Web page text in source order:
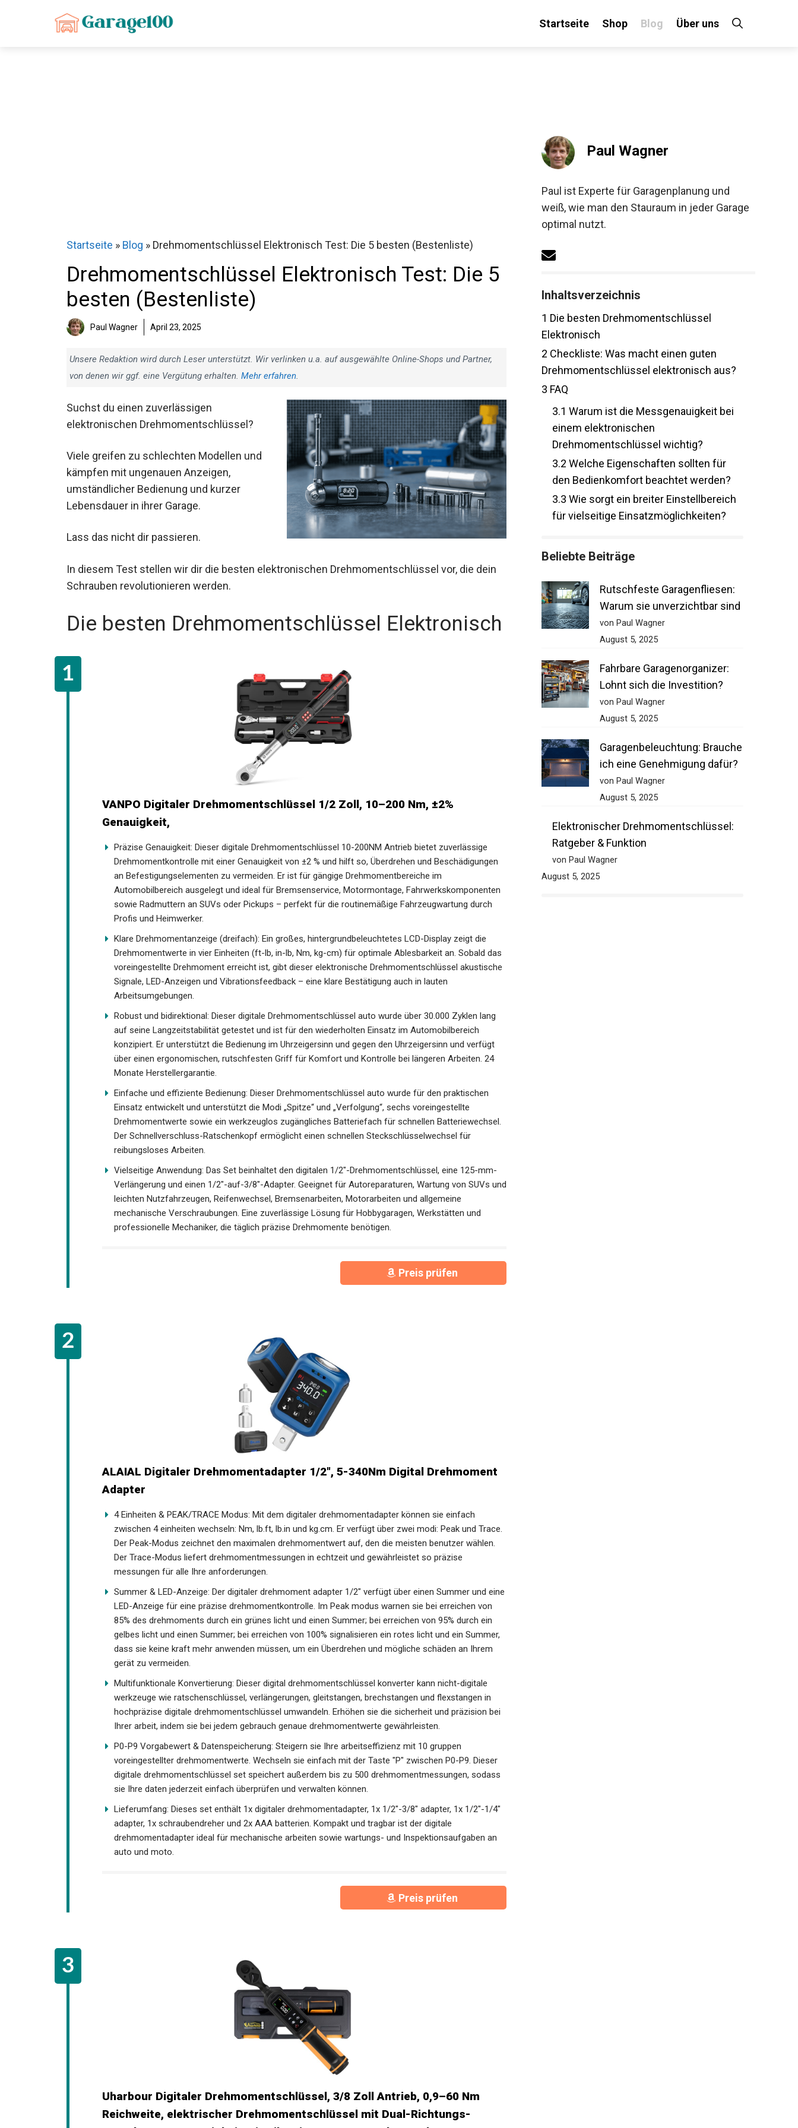
Startseite Shop Blog Über uns
Startseite » Blog » Drehmomentschlüssel Elektronisch Test: Die 5 besten (Bestenliste)
Drehmomentschlüssel Elektronisch Test: Die 5
besten (Bestenliste)
Paul Wagner April 23, 2025
Unsere Redaktion wird durch Leser unterstützt. Wir verlinken u.a. auf ausgewählte Online-Shops und Partner,
von denen wir ggf. eine Vergütung erhalten. Mehr erfahren.
Suchst du einen zuverlässigen
elektronischen Drehmomentschlüssel?
Viele greifen zu schlechten Modellen und
kämpfen mit ungenauen Anzeigen,
umständlicher Bedienung und kurzer
Lebensdauer in ihrer Garage.
Lass das nicht dir passieren.
In diesem Test stellen wir dir die besten elektronischen Drehmomentschlüssel vor, die dein
Schrauben revolutionieren werden.
Die besten Drehmomentschlüssel Elektronisch
VANPO Digitaler Drehmomentschlüssel 1/2 Zoll, 10–200 Nm, ±2%
Genauigkeit,
Präzise Genauigkeit: Dieser digitale Drehmomentschlüssel 10-200NM Antrieb bietet zuverlässige
Drehmomentkontrolle mit einer Genauigkeit von ±2 % und hilft so, Überdrehen und Beschädigungen
an Befestigungselementen zu vermeiden. Er ist für gängige Drehmomentbereiche im
Automobilbereich ausgelegt und ideal für Bremsenservice, Motormontage, Fahrwerkskomponenten
sowie Radmuttern an SUVs oder Pickups – perfekt für die routinemäßige Fahrzeugwartung durch
Profis und Heimwerker.
Klare Drehmomentanzeige (dreifach): Ein großes, hintergrundbeleuchtetes LCD-Display zeigt die
Drehmomentwerte in vier Einheiten (ft-lb, in-lb, Nm, kg-cm) für optimale Ablesbarkeit an. Sobald das
voreingestellte Drehmoment erreicht ist, gibt dieser elektronische Drehmomentschlüssel akustische
Signale, LED-Anzeigen und Vibrationsfeedback – eine klare Bestätigung auch in lauten
Arbeitsumgebungen.
Robust und bidirektional: Dieser digitale Drehmomentschlüssel auto wurde über 30.000 Zyklen lang
auf seine Langzeitstabilität getestet und ist für den wiederholten Einsatz im Automobilbereich
konzipiert. Er unterstützt die Bedienung im Uhrzeigersinn und gegen den Uhrzeigersinn und verfügt
über einen ergonomischen, rutschfesten Griff für Komfort und Kontrolle bei längeren Arbeiten. 24
Monate Herstellergarantie.
Einfache und effiziente Bedienung: Dieser Drehmomentschlüssel auto wurde für den praktischen
Einsatz entwickelt und unterstützt die Modi „Spitze“ und „Verfolgung“, sechs voreingestellte
Drehmomentwerte sowie ein werkzeuglos zugängliches Batteriefach für schnellen Batteriewechsel.
Der Schnellverschluss-Ratschenkopf ermöglicht einen schnellen Steckschlüsselwechsel für
reibungsloses Arbeiten.
Vielseitige Anwendung: Das Set beinhaltet den digitalen 1/2"-Drehmomentschlüssel, eine 125-mm-
Verlängerung und einen 1/2"-auf-3/8"-Adapter. Geeignet für Autoreparaturen, Wartung von SUVs und
leichten Nutzfahrzeugen, Reifenwechsel, Bremsenarbeiten, Motorarbeiten und allgemeine
mechanische Verschraubungen. Eine zuverlässige Lösung für Hobbygaragen, Werkstätten und
professionelle Mechaniker, die täglich präzise Drehmomente benötigen.
Preis prüfen
ALAIAL Digitaler Drehmomentadapter 1/2", 5-340Nm Digital Drehmoment
Adapter
4 Einheiten & PEAK/TRACE Modus: Mit dem digitaler drehmomentadapter können sie einfach
zwischen 4 einheiten wechseln: Nm, lb.ft, lb.in und kg.cm. Er verfügt über zwei modi: Peak und Trace.
Der Peak-Modus zeichnet den maximalen drehmomentwert auf, den die meisten benutzer wählen.
Der Trace-Modus liefert drehmomentmessungen in echtzeit und gewährleistet so präzise
messungen für alle Ihre anforderungen.
Summer & LED-Anzeige: Der digitaler drehmoment adapter 1/2" verfügt über einen Summer und eine
LED-Anzeige für eine präzise drehmomentkontrolle. Im Peak modus warnen sie bei erreichen von
85% des drehmoments durch ein grünes licht und einen Summer; bei erreichen von 95% durch ein
gelbes licht und einen Summer; bei erreichen von 100% signalisieren ein rotes licht und ein Summer,
dass sie keine kraft mehr anwenden müssen, um ein Überdrehen und mögliche schäden an Ihrem
gerät zu vermeiden.
Multifunktionale Konvertierung: Dieser digital drehmomentschlüssel konverter kann nicht-digitale
werkzeuge wie ratschenschlüssel, verlängerungen, gleitstangen, brechstangen und flexstangen in
hochpräzise digitale drehmomentschlüssel umwandeln. Erhöhen sie die sicherheit und präzision bei
Ihrer arbeit, indem sie bei jedem gebrauch genaue drehmomentwerte gewährleisten.
P0-P9 Vorgabewert & Datenspeicherung: Steigern sie Ihre arbeitseffizienz mit 10 gruppen
voreingestellter drehmomentwerte. Wechseln sie einfach mit der Taste "P" zwischen P0-P9. Dieser
digitale drehmomentschlüssel set speichert außerdem bis zu 500 drehmomentmessungen, sodass
sie Ihre daten jederzeit einfach überprüfen und verwalten können.
Lieferumfang: Dieses set enthält 1x digitaler drehmomentadapter, 1x 1/2"-3/8" adapter, 1x 1/2"-1/4"
adapter, 1x schraubendreher und 2x AAA batterien. Kompakt und tragbar ist der digitale
drehmomentadapter ideal für mechanische arbeiten sowie wartungs- und Inspektionsaufgaben an
auto und moto.
Preis prüfen
Uharbour Digitaler Drehmomentschlüssel, 3/8 Zoll Antrieb, 0,9–60 Nm
Reichweite, elektrischer Drehmomentschlüssel mit Dual-Richtungs-
Paul Wagner
Paul ist Experte für Garagenplanung und
weiß, wie man den Stauraum in jeder Garage
optimal nutzt.
Inhaltsverzeichnis
1 Die besten Drehmomentschlüssel
Elektronisch
2 Checkliste: Was macht einen guten
Drehmomentschlüssel elektronisch aus?
3 FAQ
3.1 Warum ist die Messgenauigkeit bei
einem elektronischen
Drehmomentschlüssel wichtig?
3.2 Welche Eigenschaften sollten für
den Bedienkomfort beachtet werden?
3.3 Wie sorgt ein breiter Einstellbereich
für vielseitige Einsatzmöglichkeiten?
Beliebte Beiträge
Rutschfeste Garagenfliesen:
Warum sie unverzichtbar sind
von Paul Wagner
August 5, 2025
Fahrbare Garagenorganizer:
Lohnt sich die Investition?
von Paul Wagner
August 5, 2025
Garagenbeleuchtung: Brauche
ich eine Genehmigung dafür?
von Paul Wagner
August 5, 2025
Elektronischer Drehmomentschlüssel:
Ratgeber & Funktion
von Paul Wagner
August 5, 2025